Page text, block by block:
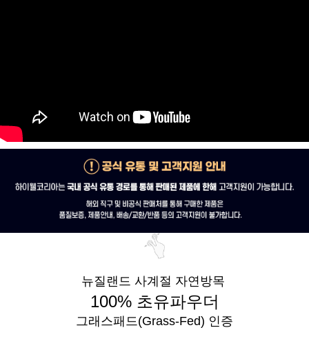
뉴질랜드 사계절 자연방목
100% 초유파우더
그래스패드(Grass-Fed) 인증